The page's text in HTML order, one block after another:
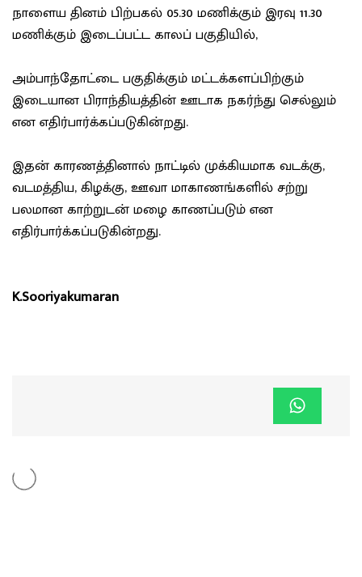
நாளைய தினம் பிற்பகல் 05.30 மணிக்கும் இரவு 11.30
மணிக்கும் இடைப்பட்ட காலப் பகுதியில்,
அம்பாந்தோட்டை பகுதிக்கும் மட்டக்களப்பிற்கும்
இடையான பிராந்தியத்தின் ஊடாக நகர்ந்து செல்லும்
என எதிர்பார்க்கப்படுகின்றது.
இதன் காரணத்தினால் நாட்டில் முக்கியமாக வடக்கு,
வடமத்திய, கிழக்கு, ஊவா மாகாணங்களில் சற்று
பலமான காற்றுடன் மழை காணப்படும் என
எதிர்பார்க்கப்படுகின்றது.
K.Sooriyakumaran